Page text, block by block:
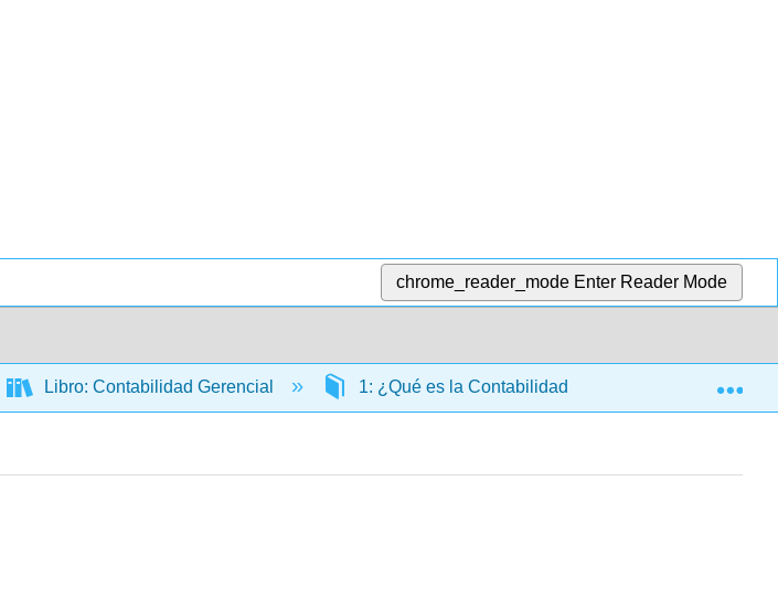
chrome_reader_mode Enter Reader Mode
Libro: Contabilidad Gerencial 1: ¿Qué es la Contabilidad Gerencial? 1.6: